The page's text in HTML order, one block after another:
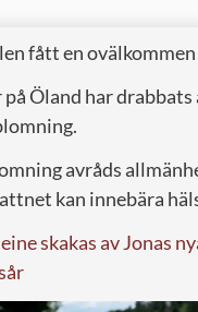
fått en
Öland har drabbats
avråds
kan innebära
skakas av Jonas